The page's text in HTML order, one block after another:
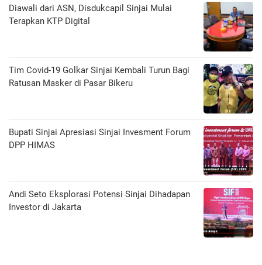
Diawali dari ASN, Disdukcapil Sinjai Mulai
Terapkan KTP Digital
Tim Covid-19 Golkar Sinjai Kembali Turun Bagi
Ratusan Masker di Pasar Bikeru
Bupati Sinjai Apresiasi Sinjai Invesment Forum
DPP HIMAS
Andi Seto Eksplorasi Potensi Sinjai Dihadapan
Investor di Jakarta